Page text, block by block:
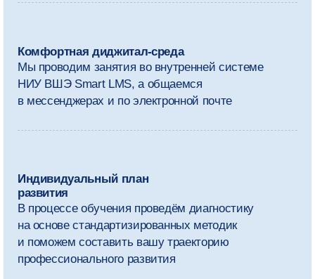
Очные встречи
У вас будет несколько офлайн-занятий в кампусе
НИУ ВШЭ в Нижнем Новгороде. На первом курсе —
на выходных в ноябре, марте и июне, а на втором —
на практике и лично познакомиться
Активный нетворкинг
советах и других групповых форматах —
чтобы присоединиться к профессиональному
сообществу и обменяться опытом с коллегами.